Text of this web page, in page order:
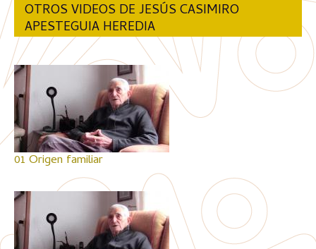
OTROS VIDEOS DE JESÚS CASIMIRO
APESTEGUIA HEREDIA
01 Origen familiar